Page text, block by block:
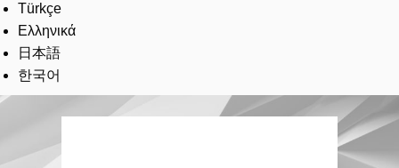
Türkçe
Ελληνικά
日本語
한국어